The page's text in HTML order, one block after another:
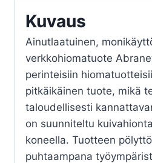
Kuvaus
Ainutlaatuinen,
verkkohiomatuote
perinteisiin
pitkäikäinen tuote, mikä
taloudellisesti
on suunniteltu
koneella. Tuotteen
puhtaampana